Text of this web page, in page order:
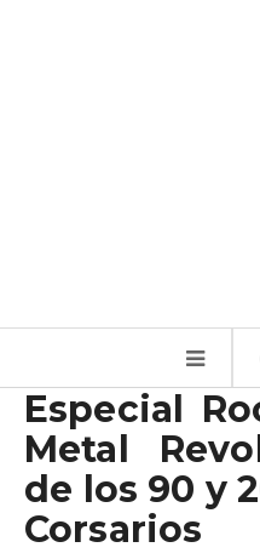
Especial
Metal
de los 90 y
Corsarios